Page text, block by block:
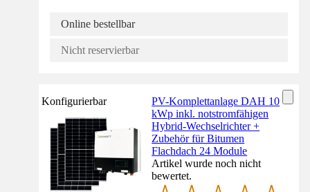
Online bestellbar
Nicht reservierbar
Konfigurierbar
PV-Komplettanlage DAH 10
kWp inkl. notstromfähigen
Hybrid-Wechselrichter +
Zubehör für Bitumen
Flachdach 24 Module
Artikel wurde noch nicht
bewertet.